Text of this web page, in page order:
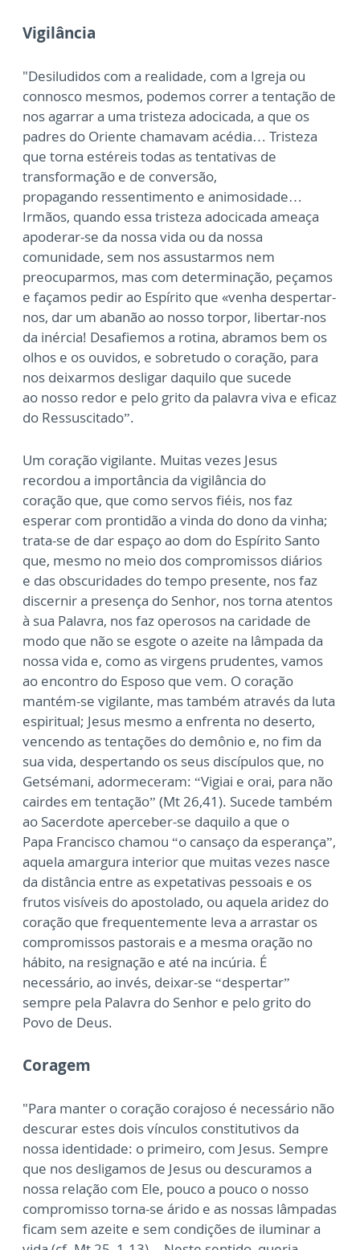
Vigilância
"Desiludidos com a realidade, com a Igreja ou
connosco mesmos, podemos correr a tentação de
nos agarrar a uma tristeza adocicada, a que os
padres do Oriente chamavam acédia… Tristeza
que torna estéreis todas as tentativas de
transformação e de conversão,
propagando ressentimento e animosidade…
Irmãos, quando essa tristeza adocicada ameaça
apoderar-se da nossa vida ou da nossa
comunidade, sem nos assustarmos nem
preocuparmos, mas com determinação, peçamos
e façamos pedir ao Espírito que «venha despertar-
nos, dar um abanão ao nosso torpor, libertar-nos
da inércia! Desafiemos a rotina, abramos bem os
olhos e os ouvidos, e sobretudo o coração, para
nos deixarmos desligar daquilo que sucede
ao nosso redor e pelo grito da palavra viva e eficaz
do Ressuscitado”.
Um coração vigilante. Muitas vezes Jesus
recordou a importância da vigilância do
coração que, que como servos fiéis, nos faz
esperar com prontidão a vinda do dono da vinha;
trata-se de dar espaço ao dom do Espírito Santo
que, mesmo no meio dos compromissos diários
e das obscuridades do tempo presente, nos faz
discernir a presença do Senhor, nos torna atentos
à sua Palavra, nos faz operosos na caridade de
modo que não se esgote o azeite na lâmpada da
nossa vida e, como as virgens prudentes, vamos
ao encontro do Esposo que vem. O coração
mantém-se vigilante, mas também através da luta
espiritual; Jesus mesmo a enfrenta no deserto,
vencendo as tentações do demônio e, no fim da
sua vida, despertando os seus discípulos que, no
Getsémani, adormeceram: “Vigiai e orai, para não
cairdes em tentação” (Mt 26,41). Sucede também
ao Sacerdote aperceber-se daquilo a que o
Papa Francisco chamou “o cansaço da esperança”,
aquela amargura interior que muitas vezes nasce
da distância entre as expetativas pessoais e os
frutos visíveis do apostolado, ou aquela aridez do
coração que frequentemente leva a arrastar os
compromissos pastorais e a mesma oração no
hábito, na resignação e até na incúria. É
necessário, ao invés, deixar-se “despertar”
sempre pela Palavra do Senhor e pelo grito do
Povo de Deus.
Coragem
"Para manter o coração corajoso é necessário não
descurar estes dois vínculos constitutivos da
nossa identidade: o primeiro, com Jesus. Sempre
que nos desligamos de Jesus ou descuramos a
nossa relação com Ele, pouco a pouco o nosso
compromisso torna-se árido e as nossas lâmpadas
ficam sem azeite e sem condições de iluminar a